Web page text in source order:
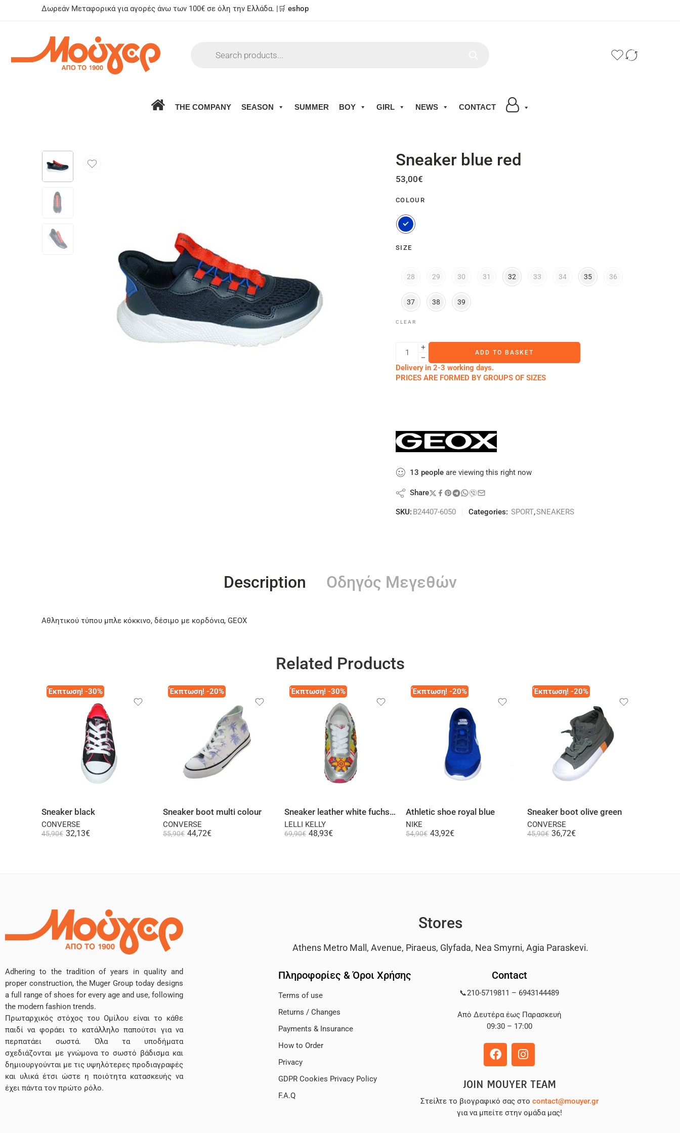
Δωρεάν Μεταφορικά για αγορές άνω των 100€ σε όλη την Ελλάδα. |🛒 eshop
THE COMPANY SEASON SUMMER BOY GIRL NEWS CONTACT
Sneaker blue red
53,00€
COLOUR
SIZE
28 29 30 31 32 33 34 35 36
37 38 39
CLEAR
ADD TO BASKET
Delivery in 2-3 working days.
PRICES ARE FORMED BY GROUPS OF SIZES
13 people are viewing this right now
Share
SKU: B24407-6050 Categories: SPORT,SNEAKERS
Description Οδηγός Μεγεθών
Αθλητικού τύπου μπλε κόκκινο, δέσιμο με κορδόνια, GEOX
Related Products
Έκπτωση! -30%
Select options
Sneaker black
CONVERSE
45,90€ 32,13€
Έκπτωση! -20%
Sneaker boot multi colour
CONVERSE
55,90€ 44,72€
Έκπτωση! -30%
Select options
Sneaker leather white fuchsia
LELLI KELLY
69,90€ 48,93€
Έκπτωση! -20%
Athletic shoe royal blue
NIKE
54,90€ 43,92€
Έκπτωση! -20%
Sneaker boot olive green
CONVERSE
45,90€ 36,72€
Adhering to the tradition of years in quality and
proper construction, the Muger Group today designs
a full range of shoes for every age and use, following
the modern fashion trends.
Πρωταρχικός στόχος του Ομίλου είναι το κάθε
παιδί να φοράει το κατάλληλο παπούτσι για να
περπατάει σωστά. Όλα τα υποδήματα
σχεδιάζονται με γνώμονα το σωστό βάδισμα και
δημιουργούνται με τις υψηλότερες προδιαγραφές
και υλικά έτσι ώστε η ποιότητα κατασκευής να
έχει πάντα τον πρώτο ρόλο.
Stores
Athens Metro Mall, Avenue, Piraeus, Glyfada, Nea Smyrni, Agia Paraskevi.
Πληροφορίες & Όροι Χρήσης
Terms of use
Returns / Changes
Payments & Insurance
How to Order
Privacy
GDPR Cookies Privacy Policy
F.A.Q
Contact
📞210-5719811 – 6943144489
Από Δευτέρα έως Παρασκευή
09:30 – 17:00
JOIN MOUYER TEAM
Στείλτε το βιογραφικό σας στο contact@mouyer.gr
για να μπείτε στην ομάδα μας!